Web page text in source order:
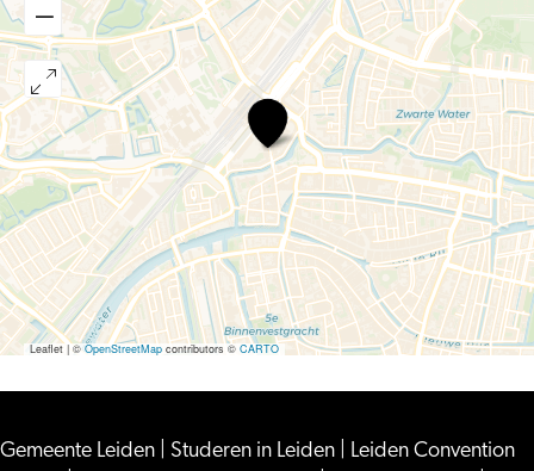
Pimp
eigen
science
jas
Leaflet|©OpenStreetMap contributors © CARTO
Gemeente Leiden Studeren in Leiden
Leiden Convention